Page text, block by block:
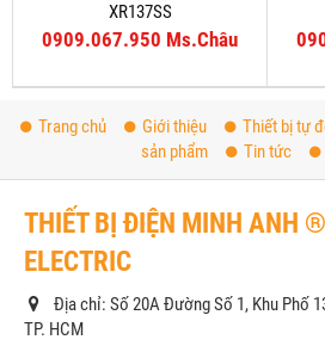
XR137SS
0909.067.950 Ms.Châu
Trang chủ Giới thiệu Thiết bị tự
sản phẩm
Tin tức
THIẾT BỊ ĐIỆN MINH ANH
ELECTRIC
Địa chỉ: Số 20A Đường Số 1, Khu Phố
TP. HCM